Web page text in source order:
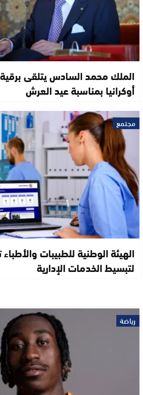
الملك محمد السادس يتلقى
أوكرانيا بمناسبة عيد العرش
مجتمع
الهيئة الوطنية للطبيبات
لتبسيط الخدمات الإدارية
رياضة